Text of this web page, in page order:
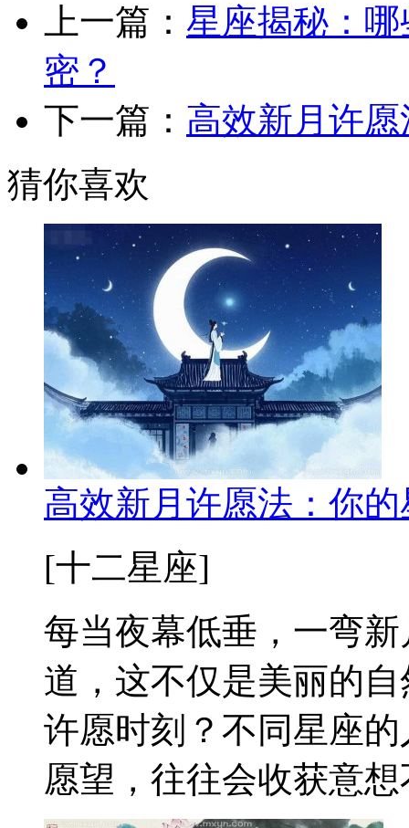
上一篇： 星座揭秘：
密？
下一篇： 高效新月许
猜你喜欢
高效新月许愿法：你
[十二星座]
每当夜幕低垂，一弯
道，这不仅是美丽的
许愿时刻？不同星座
愿望，往往会收获意